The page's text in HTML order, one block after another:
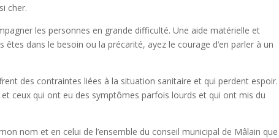
cher.
les personnes en grande difficulté. Une aide matérielle et
dans le besoin ou la précarité, ayez le courage d’en parler à un
des contraintes liées à la situation sanitaire et qui perdent espoir.
ceux qui ont eu des symptômes parfois lourds et qui ont mis du
nom et en celui de l’ensemble du conseil municipal de Mâlain que